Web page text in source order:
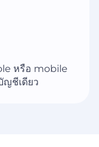
หรือ mobile
ชีเดียว